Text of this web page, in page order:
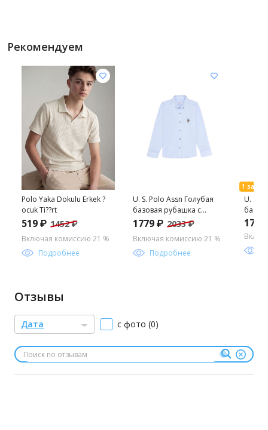
Рекомендуем
Polo Yaka Dokulu Erkek ?
ocuk Ti??rt
519 ₽ 1452 ₽
Включая комиссию 21 %
Подробнее
U. S. Polo Assn Голубая
базовая рубашка с
длинным рукавом для
1779 ₽ 2033 ₽
Включая комиссию 21 %
Подробнее
U. S.
Отзывы
Дата с фото (0)